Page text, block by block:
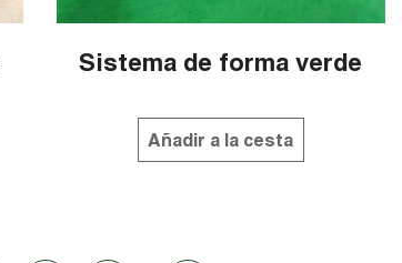
Sistema de forma verde
Añadir a la cesta